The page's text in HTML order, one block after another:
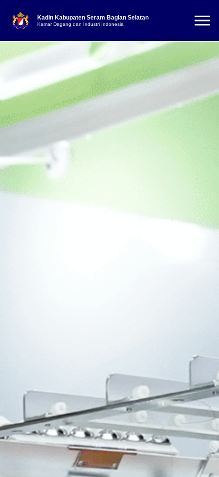
Kadin Kabupaten Seram Bagian Selatan
Kamar Dagang dan Industri Indonesia